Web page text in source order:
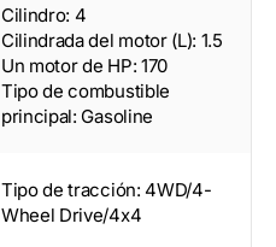
Cilindro: 4
Cilindrada del motor (L): 1.5
Un motor de HP: 170
Tipo de combustible
principal: Gasoline
Tipo de tracción: 4WD/4-
Wheel Drive/4x4